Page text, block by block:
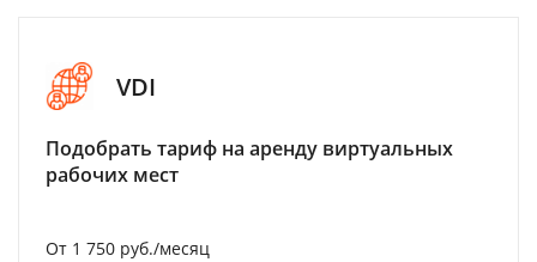
VDI
Подобрать тариф на аренду виртуальных
рабочих мест
От 1 750 руб./месяц